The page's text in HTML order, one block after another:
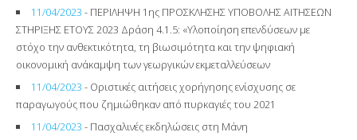
11/04/2023 - ΠΕΡΙΛΗΨΗ 1ης ΠΡΟΣΚΛΗΣΗΣ ΥΠΟΒΟΛΗΣ ΑΙΤΗΣΕΩΝ
ΣΤΗΡΙΞΗΣ ΕΤΟΥΣ 2023 Δράση 4.1.5: «Υλοποίηση επενδύσεων με
στόχο την ανθεκτικότητα, τη βιωσιμότητα και την ψηφιακή
οικονομική ανάκαμψη των γεωργικών εκμεταλλεύσεων
11/04/2023 - Οριστικές αιτήσεις χορήγησης ενίσχυσης σε
παραγωγούς που ζημιώθηκαν από πυρκαγιές του 2021
11/04/2023 - Πασχαλινές εκδηλώσεις στη Μάνη